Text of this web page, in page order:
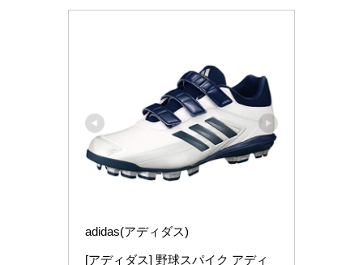
adidas(アディダス)
[アディダス] 野球スパイク アディ